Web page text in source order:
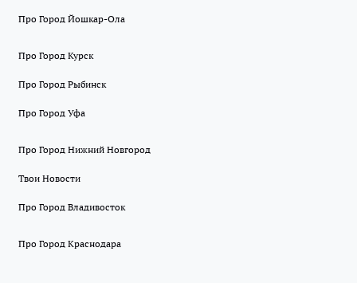
Про Город Йошкар-Ола
Про Город Курск
Про Город Рыбинск
Про Город Уфа
Про Город Нижний Новгород
Твои Новости
Про Город Владивосток
Про Город Краснодара